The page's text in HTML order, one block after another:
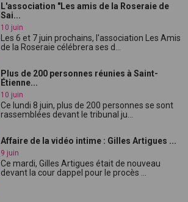
L'association "Les amis de la Roseraie de
Sai...
10 juin
Les 6 et 7 juin prochains, l'association Les Amis
de la Roseraie célébrera ses d...
Plus de 200 personnes réunies à Saint-
Étienne...
10 juin
Ce lundi 8 juin, plus de 200 personnes se sont
rassemblées devant le tribunal ju...
Affaire de la vidéo intime : Gilles Artigues ...
9 juin
Ce mardi, Gilles Artigues était de nouveau
devant la cour dappel pour le procès ...